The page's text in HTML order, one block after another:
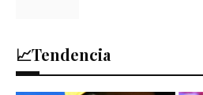
📈Tendencia